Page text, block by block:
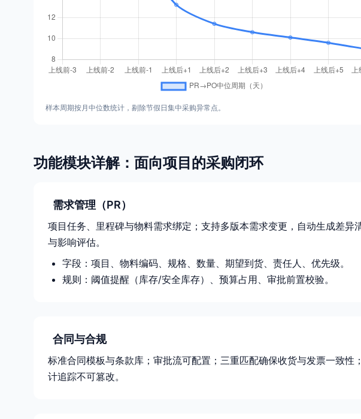
样本周期按月中位数统计，剔除节假日集中采购异常点。
功能模块详解：面向项目的采购闭环
需求管理（PR）
项目任务、里程碑与物料需求绑定；支持多版本需求变更，自动生成差异
与影响评估。
字段：项目、物料编码、规格、数量、期望到货、责任人、优先级。
规则：阈值提醒（库存/安全库存）、预算占用、审批前置校验。
合同与合规
标准合同模板与条款库；审批流可配置；三重匹配确保收货与发票一致性
计追踪不可篡改。